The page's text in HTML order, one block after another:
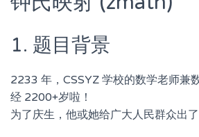
1. 题目背景
2233 年，CSSYZ 学校的数学老师兼
经 2200+岁啦！
为了庆生，他或她给广大人民群众出了